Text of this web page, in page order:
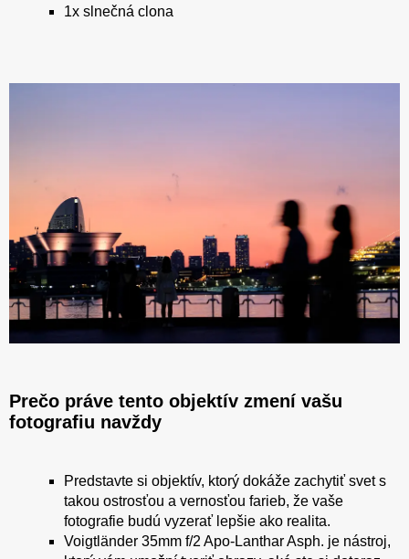
1x slnečná clona
Prečo práve tento objektív zmení vašu
fotografiu navždy
Predstavte si objektív, ktorý dokáže zachytiť svet s
takou ostrosťou a vernosťou farieb, že vaše
fotografie budú vyzerať lepšie ako realita.
Voigtländer 35mm f/2 Apo-Lanthar Asph. je nástroj,